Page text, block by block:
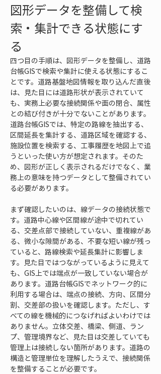
図形データを整備して検
索・集計できる状態にす
る
四つ目の手順は、図形データを整備し、道路
台帳GISで検索や集計に使える状態にするこ
とです。道路基盤地図情報を取り込んだ直後
は、見た目には道路形状が表示されていて
も、実務上必要な接続関係や面の閉合、属性
との結び付きが十分でないことがあります。
道路台帳GISでは、特定の路線を抽出する、
区間延長を集計する、道路区域を確認する、
施設位置を検索する、工事履歴を地図上で追
うといった使い方が想定されます。そのた
め、図形が正しく表示されるだけでなく、業
務上の意味を持つデータとして整備されてい
る必要があります。
まず確認したいのは、線データの接続状態で
す。道路中心線や区間線が途中で切れてい
る、交差点部で接続していない、重複線があ
る、微小な隙間がある、不要な短い線が残っ
ていると、路線検索や延長集計に影響しま
す。見た目ではつながっているように見えて
も、GIS上では端点が一致していない場合が
あります。道路台帳GISでネットワーク的に
利用する場合は、端点の接続、方向、区間分
割、交差部の扱いを確認します。ただし、す
べての線を機械的につなげればよいわけでは
ありません。立体交差、橋梁、側道、ラン
プ、管理境界など、見た目は交差していても
管理上は接続しない箇所があります。道路の
構造と管理単位を理解したうえで、接続関係
を整備することが必要です。